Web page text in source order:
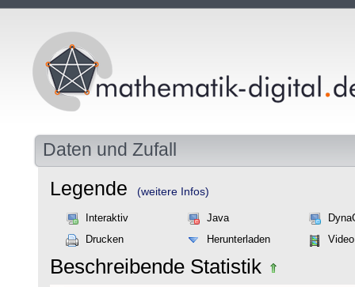
Daten und Zufall
Legende (weitere Infos)
Interaktiv Java
Drucken
Herunterladen Video
Beschreibende Statistik